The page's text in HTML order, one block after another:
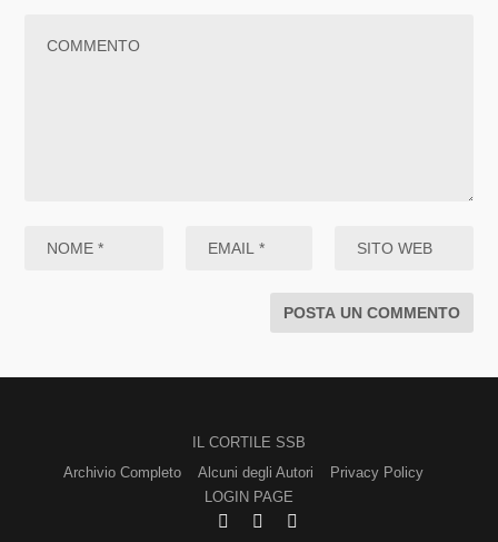
IL CORTILE SSB
Archivio Completo
Alcuni degli Autori
Privacy Policy
LOGIN PAGE